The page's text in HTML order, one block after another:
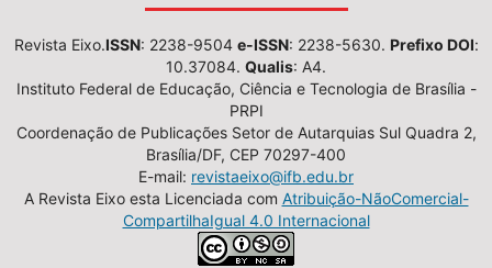
Revista Eixo.ISSN: 2238-9504 e-ISSN: 2238-5630. Prefixo DOI:
10.37084. Qualis: A4.
Instituto Federal de Educação, Ciência e Tecnologia de Brasília -
PRPI
Coordenação de Publicações Setor de Autarquias Sul Quadra 2,
Brasília/DF, CEP 70297-400
E-mail: revistaeixo@ifb.edu.br
A Revista Eixo esta Licenciada com Atribuição-NãoComercial-
CompartilhaIgual 4.0 Internacional